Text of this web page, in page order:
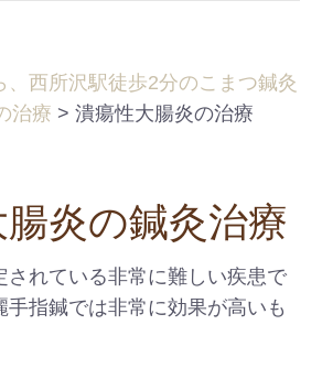
、西所沢駅徒歩2分のこまつ鍼灸
治療 > 潰瘍性大腸炎の治療
炎の鍼灸治療
されている非常に難しい疾患で
手指鍼では非常に効果が高いも